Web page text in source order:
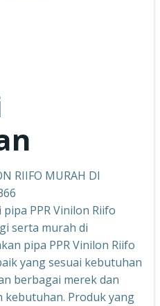
RIIFO MURAH DI
PPR Vinilon Riifo
serta murah di
pipa PPR Vinilon Riifo
yang sesuai kebutuhan
berbagai merek dan
kebutuhan. Produk yang